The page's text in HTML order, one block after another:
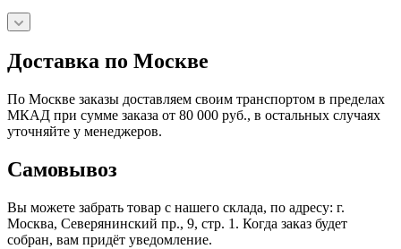
Доставка по Москве
По Москве заказы доставляем своим транспортом в пределах
МКАД при сумме заказа от 80 000 руб., в остальных случаях
уточняйте у менеджеров.
Самовывоз
Вы можете забрать товар с нашего склада, по адресу: г.
Москва, Северянинский пр., 9, стр. 1. Когда заказ будет
собран, вам придёт уведомление.